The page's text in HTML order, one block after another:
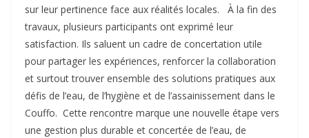
sur leur pertinence face aux réalités locales. ‎ ‎ À la fin des
travaux, plusieurs participants ont exprimé leur
satisfaction. Ils saluent un cadre de concertation utile
pour partager les expériences, renforcer la collaboration
et surtout trouver ensemble des solutions pratiques aux
défis de l’eau, de l’hygiène et de l’assainissement dans le
Couffo. ‎ ‎Cette rencontre marque une nouvelle étape vers
une gestion plus durable et concertée de l’eau, de